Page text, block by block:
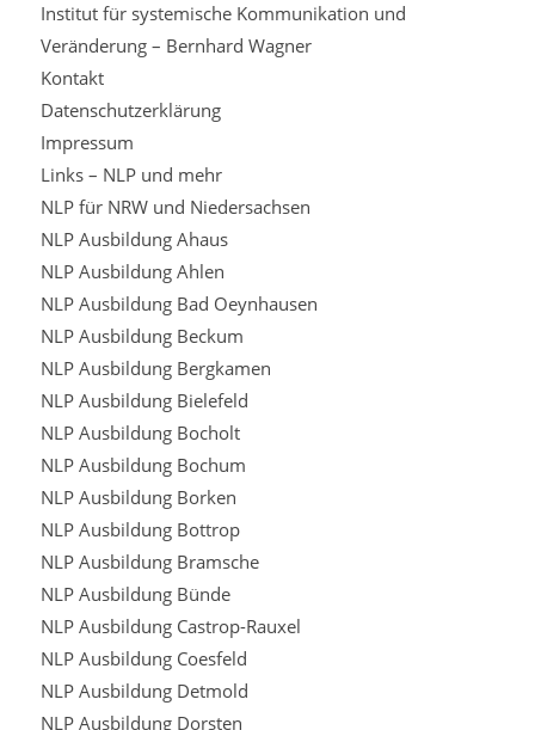
Institut für systemische Kommunikation und
Veränderung – Bernhard Wagner
Kontakt
Datenschutzerklärung
Impressum
Links – NLP und mehr
NLP für NRW und Niedersachsen
NLP Ausbildung Ahaus
NLP Ausbildung Ahlen
NLP Ausbildung Bad Oeynhausen
NLP Ausbildung Beckum
NLP Ausbildung Bergkamen
NLP Ausbildung Bielefeld
NLP Ausbildung Bocholt
NLP Ausbildung Bochum
NLP Ausbildung Borken
NLP Ausbildung Bottrop
NLP Ausbildung Bramsche
NLP Ausbildung Bünde
NLP Ausbildung Castrop-Rauxel
NLP Ausbildung Coesfeld
NLP Ausbildung Detmold
NLP Ausbildung Dorsten